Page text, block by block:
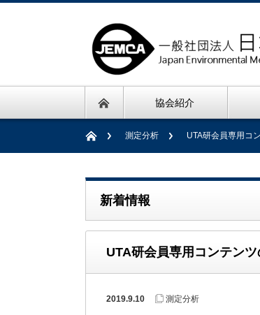
協会紹介
測定分析 UTA研会員専用コ
新着情報
UTA研会員専用コンテン
2019.9.10 測定分析